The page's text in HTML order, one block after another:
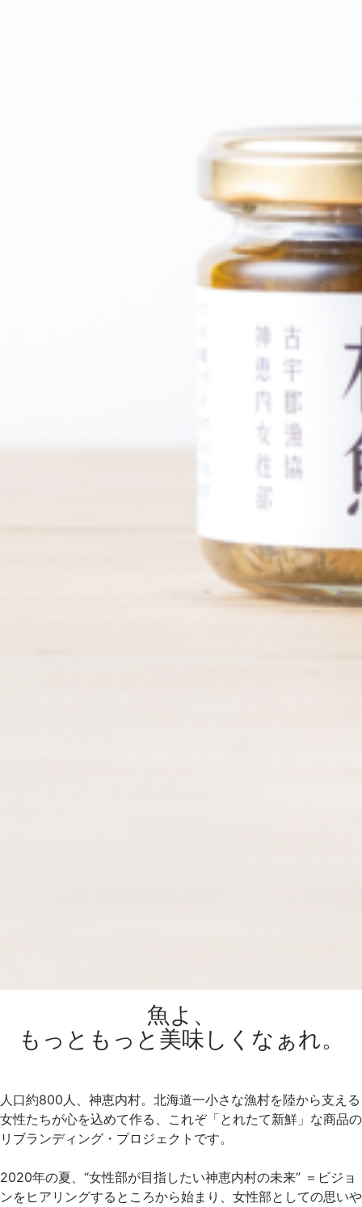
魚よ、
もっともっと美味しくなぁれ。
人口約800人、神恵内村。北海道一小さな漁村を陸から支える
女性たちが心を込めて作る、これぞ「とれたて新鮮」な商品の
リブランディング・プロジェクトです。
2020年の夏、“女性部が目指したい神恵内村の未来” ＝ビジョ
ンをヒアリングするところから始まり、女性部としての思いや